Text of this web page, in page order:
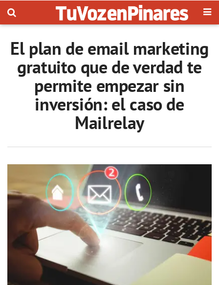
El plan de email marketing
gratuito que de verdad te
permite empezar sin
inversión: el caso de
Mailrelay